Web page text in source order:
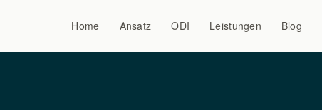
Home Ansatz ODI Leistungen Blog